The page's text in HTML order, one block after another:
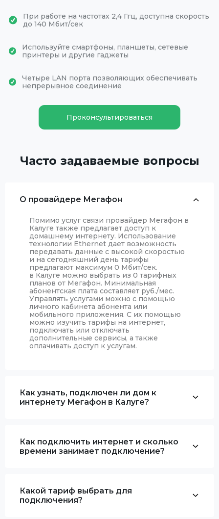
При работе на частотах 2,4 Ггц, доступна скорость
до 140 Мбит/сек
Используйте смартфоны, планшеты, сетевые
принтеры и другие гаджеты
Четыре LAN порта позволяющих обеспечивать
непрерывное соединение
Проконсультироваться
Часто задаваемые вопросы
О провайдере Мегафон
Помимо услуг связи провайдер Мегафон в
Калуге также предлагает доступ к
домашнему интернету. Использование
технологии Ethernet дает возможность
передавать данные с высокой скоростью
и на сегодняшний день тарифы
предлагают максимум 0 Мбит/сек.
в Калуге можно выбрать из 0 тарифных
планов от Мегафон. Минимальная
абонентская плата составляет руб./мес.
Управлять услугами можно с помощью
личного кабинета абонента или
мобильного приложения. С их помощью
можно изучить тарифы на интернет,
подключать или отключать
дополнительные сервисы, а также
оплачивать доступ к услугам.
Как узнать, подключен ли дом к
интернету Мегафон в Калуге?
Как подключить интернет и сколько
времени занимает подключение?
Какой тариф выбрать для
подключения?